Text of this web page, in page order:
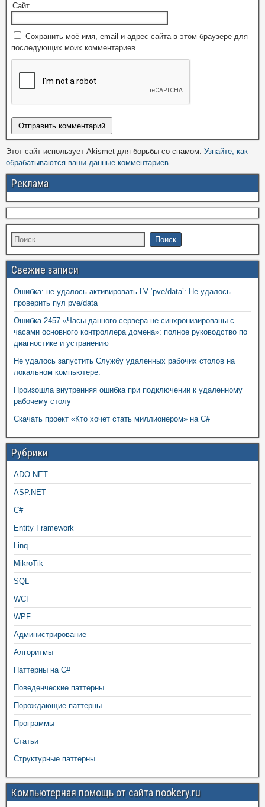
Сайт
Сохранить моё имя, email и адрес сайта в этом браузере для
последующих моих комментариев.
Этот сайт использует Akismet для борьбы со спамом. Узнайте, как
обрабатываются ваши данные комментариев
Реклама
Свежие записи
Ошибка: не удалось активировать LV ‘pve/data’: Не удалось
проверить пул pve/data
Ошибка 2457 «Часы данного сервера не синхронизированы с
часами основного контроллера домена»: полное руководство по
диагностике и устранению
Не удалось запустить Службу удаленных рабочих столов на
локальном компьютере.
Произошла внутренняя ошибка при подключении к удаленному
рабочему столу
Скачать проект «Кто хочет стать миллионером» на C#
Рубрики
ADO.NET
ASP.NET
C#
Entity Framework
Linq
MikroTik
SQL
WCF
WPF
Администрирование
Алгоритмы
Паттерны на C#
Поведенческие паттерны
Порождающие паттерны
Программы
Статьи
Структурные паттерны
Компьютерная помощь от сайта nookery.ru